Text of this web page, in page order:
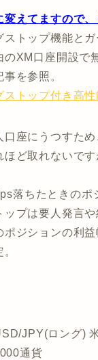
変えてますので
ストップ機能と
のXM口座開設で
を参照。
ストップ付き高
口座にうつすた
ほど取れないで
落ちたときのポ
ップは要人発言
ポジションの利
JPY(ロング)
通貨